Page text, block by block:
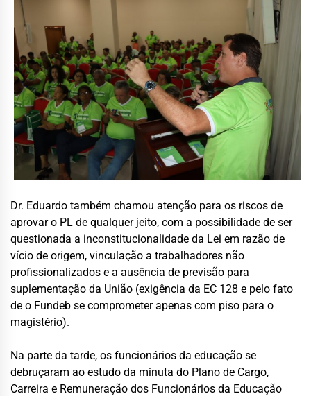
Dr. Eduardo também chamou atenção para os riscos de
aprovar o PL de qualquer jeito, com a possibilidade de ser
questionada a inconstitucionalidade da Lei em razão de
vício de origem, vinculação a trabalhadores não
profissionalizados e a ausência de previsão para
suplementação da União (exigência da EC 128 e pelo fato
de o Fundeb se comprometer apenas com piso para o
magistério).
Na parte da tarde, os funcionários da educação se
debruçaram ao estudo da minuta do Plano de Cargo,
Carreira e Remuneração dos Funcionários da Educação